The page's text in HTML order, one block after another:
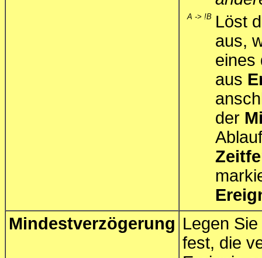
A -> !B Löst
aus,
eines
aus
der
Mindestverzögerung Legen
fest, die